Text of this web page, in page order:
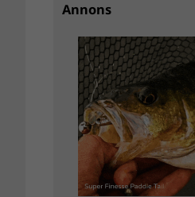
Annons